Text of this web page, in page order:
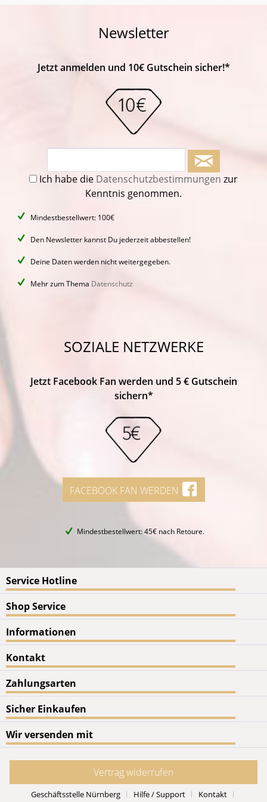
Newsletter
Jetzt anmelden und 10€ Gutschein sicher!*
Ich habe die Datenschutzbestimmungen zur
Kenntnis genommen.
Mindestbestellwert: 100€
Den Newsletter kannst Du jederzeit abbestellen!
Deine Daten werden nicht weitergegeben.
Mehr zum Thema Datenschutz
SOZIALE NETZWERKE
Jetzt Facebook Fan werden und 5 € Gutschein
sichern*
FACEBOOK FAN WERDEN
Mindestbestellwert: 45€ nach Retoure.
Service Hotline
Shop Service
Informationen
Kontakt
Zahlungsarten
Sicher Einkaufen
Wir versenden mit
Vertrag widerrufen
Geschäftsstelle Nürnberg Hilfe / Support Kontakt